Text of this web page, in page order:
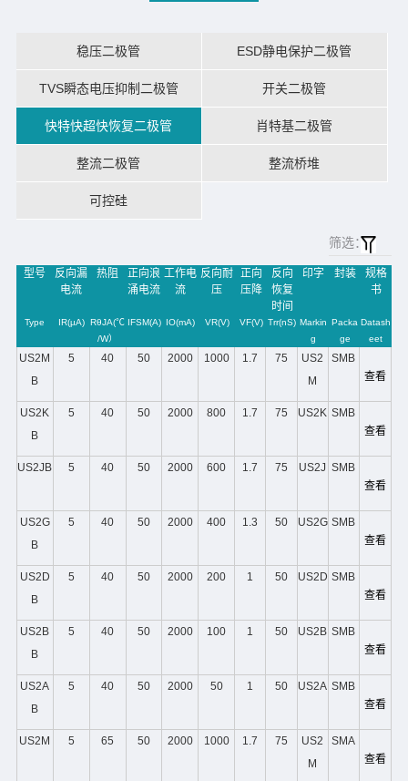
稳压二极管 ESD静电保护二极管
TVS瞬态电压抑制二极管 开关二极管
快特快超快恢复二极管 肖特基二极管
整流二极管 整流桥堆
可控硅
筛选：
型号
反向漏
电流
热阻
正向浪
涌电流
工作电
流
反向耐
压
正向
压降
反向
恢复
时间
印字 封装
规格
书
Type IR(µA) RθJA(℃
/W）
IFSM(A) IO(mA) VR(V) VF(V) Trr(nS) Markin
g
Packa
ge
Datash
eet
US2M
B
5 40 50 2000 1000 1.7 75
US2
M
SMB
查看
US2K
B
5 40 50 2000 800 1.7 75 US2K SMB
查看
US2JB 5 40 50 2000 600 1.7 75 US2J SMB
查看
US2G
B
5 40 50 2000 400 1.3 50 US2G SMB
查看
US2D
B
5 40 50 2000 200 1 50 US2D SMB
查看
US2B
B
5 40 50 2000 100 1 50 US2B SMB
查看
US2A
B
5 40 50 2000 50 1 50 US2A SMB
查看
US2M 5 65 50 2000 1000 1.7 75
US2
M
SMA
查看